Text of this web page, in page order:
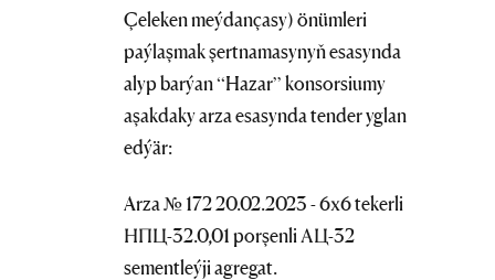
Çeleken meýdançasy) önümleri
paýlaşmak şertnamasynyň esasynda
alyp barýan “Hazar” konsorsiumy
aşakdaky arza esasynda tender yglan
edýär:
Arza № 172 20.02.2023 - 6х6 tekerli
НПЦ-32.0,01 porşenli АЦ-32
sementleýji agregat.